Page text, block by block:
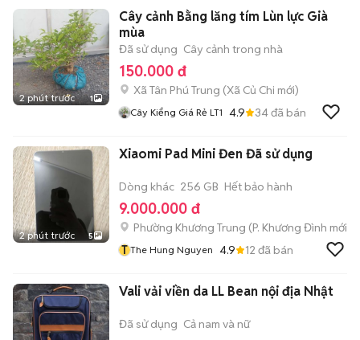
2 phút trước 1
Cây cảnh Bằng lăng tím Lùn lực Già
mùa
Đã sử dụng Cây cảnh trong nhà
150.000 đ
Xã Tân Phú Trung (Xã Củ Chi mới)
Cây Kiểng Giá Rẻ LT1 4.9 34đã bán
2 phút trước 5
Xiaomi Pad Mini Đen Đã sử dụng
Dòng khác 256 GB Hết bảo hành
9.000.000 đ
Phường Khương Trung (P. Khương Đình mới)
T The Hung Nguyen 4.9 12 đã bán
Vali vải viền da LL Bean nội địa Nhật
Đã sử dụng Cả nam và nữ